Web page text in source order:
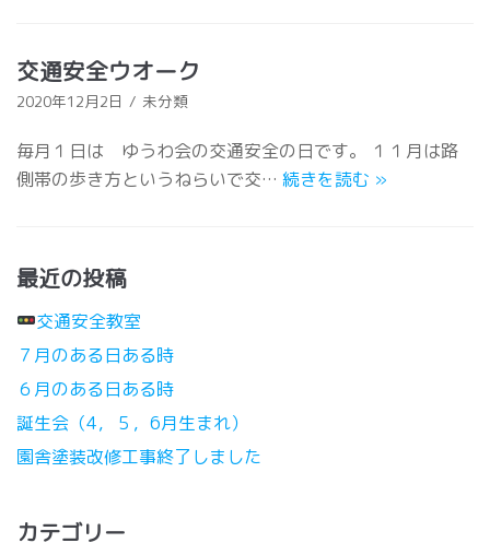
交通安全ウオーク
2020年12月2日 未分類
毎月１日は ゆうわ会の交通安全の日です。 １１月は路
側帯の歩き方というねらいで交… 続きを読む »
最近の投稿
交通安全教室
７月のある日ある時
６月のある日ある時
誕生会（4，５，6月生まれ）
園舎塗装改修工事終了しました
カテゴリー